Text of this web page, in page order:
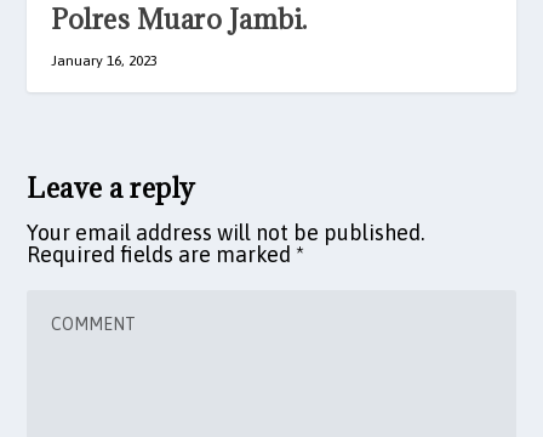
Polres Muaro Jambi.
January 16, 2023
Leave a reply
Your email address will not be published.
Required fields are marked *